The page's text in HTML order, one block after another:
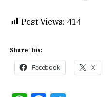
Post Views: 414
Share this:
Facebook X